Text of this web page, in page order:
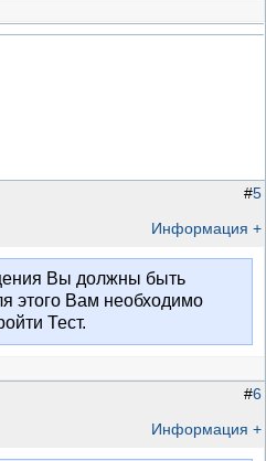
#5
Информация +
Вы должны быть
этого Вам необходимо
Тест.
#6
Информация +